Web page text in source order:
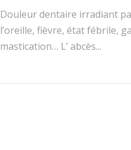
Douleur dentaire irradiant
l’oreille, fièvre, état fébrile,
mastication… L’ abcès...